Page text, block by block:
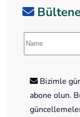
Bizimle
abone olun.